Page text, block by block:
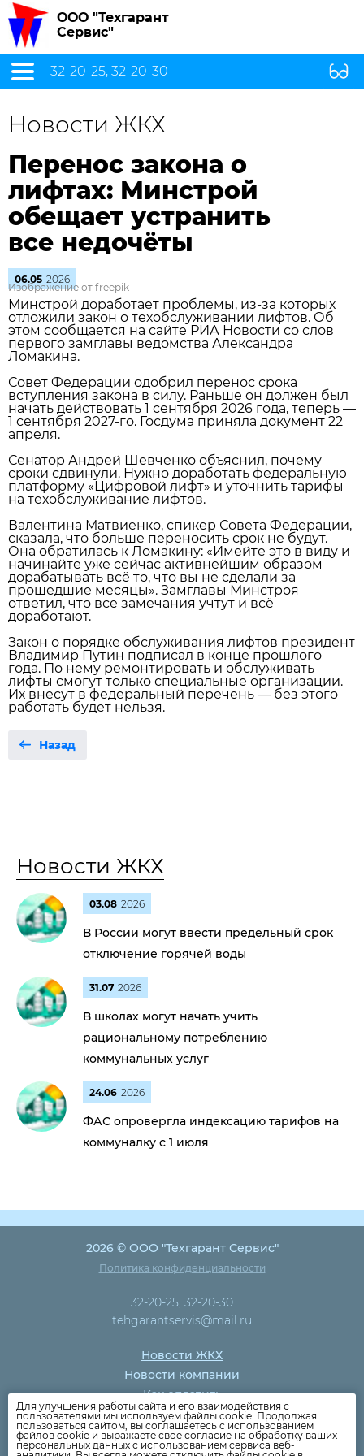
ООО "Техгарант
Сервис"
32-20-25, 32-20-30
Новости ЖКХ
Перенос закона о
лифтах: Минстрой
обещает устранить
все недочёты
06.05 2026
Изображение от freepik
Минстрой доработает проблемы, из‑за которых
отложили закон о техобслуживании лифтов. Об
этом сообщается на сайте РИА Новости со слов
первого замглавы ведомства Александра
Ломакина.
Совет Федерации одобрил перенос срока
вступления закона в силу. Раньше он должен был
начать действовать 1 сентября 2026 года, теперь —
1 сентября 2027‑го. Госдума приняла документ 22
апреля.
Сенатор Андрей Шевченко объяснил, почему
сроки сдвинули. Нужно доработать федеральную
платформу «Цифровой лифт» и уточнить тарифы
на техобслуживание лифтов.
Валентина Матвиенко, спикер Совета Федерации,
сказала, что больше переносить срок не будут.
Она обратилась к Ломакину: «Имейте это в виду и
начинайте уже сейчас активнейшим образом
дорабатывать всё то, что вы не сделали за
прошедшие месяцы». Замглавы Минстроя
ответил, что все замечания учтут и всё
доработают.
Закон о порядке обслуживания лифтов президент
Владимир Путин подписал в конце прошлого
года. По нему ремонтировать и обслуживать
лифты смогут только специальные организации.
Их внесут в федеральный перечень — без этого
работать будет нельзя.
Назад
Новости ЖКХ
03.08 2026
В России могут ввести предельный срок
отключение горячей воды
31.07 2026
В школах могут начать учить
рациональному потреблению
коммунальных услуг
24.06 2026
ФАС опровергла индексацию тарифов на
коммуналку с 1 июля
2026 © ООО "Техгарант Сервис"
Политика конфиденциальности
32-20-25, 32-20-30
tehgarantservis@mail.ru
Новости ЖКХ
Новости компании
Как оплатить
Дома
Раскрытие информации
Вопросы
Для улучшения работы сайта и его взаимодействия с
пользователями мы используем файлы cookie. Продолжая
пользоваться сайтом, вы соглашаетесь с использованием
файлов cookie и выражаете своё согласие на обработку ваших
персональных данных с использованием сервиса веб-